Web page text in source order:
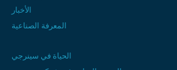
الأخبار
المعرفة الصناعية
الحياة في سينرجي